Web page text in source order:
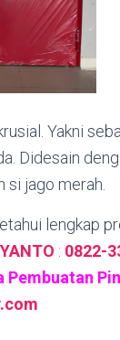
Yakni
Didesain
si jago merah.
lengkap
: 0822-
Pembuatan